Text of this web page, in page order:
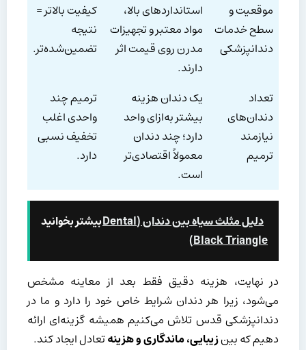
موقعیت و
سطح خدمات
دندانپزشکی
استانداردهای بالا،
مواد معتبر و تجهیزات
مدرن روی قیمت اثر
دارند.
کیفیت بالاتر =
نتیجه
تضمین‌شده‌تر.
تعداد
دندان‌های
نیازمند
ترمیم
یک دندان هزینه
بیشتر به‌ازای واحد
دارد؛ چند دندان
معمولاً اقتصادی‌تر
است.
ترمیم چند
واحدی اغلب
تخفیف نسبی
دارد.
بیشتر بخوانیددلیل مثلث سیاه بین دندان (Dental
Black Triangle)
در نهایت، هزینه دقیق فقط بعد از معاینه مشخص
می‌شود، زیرا هر دندان شرایط خاص خود را دارد و ما در
دندانپزشکی قدس تلاش می‌کنیم همیشه گزینه‌ای ارائه
دهیم که بینزیبایی، ماندگاری و هزینهتعادل ایجاد کند.